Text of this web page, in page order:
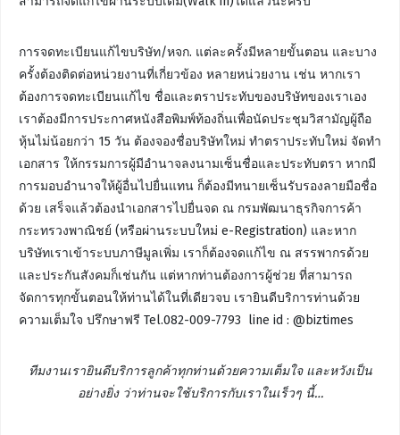
การจดทะเบียนแก้ไขบริษัท/หจก. แต่ละครั้งมีหลายขั้นตอน และบาง
ครั้งต้องติดต่อหน่วยงานที่เกี่ยวข้อง หลายหน่วยงาน เช่น หากเรา
ต้องการจดทะเบียนแก้ไข ชื่อและตราประทับของบริษัทของเราเอง
เราต้องมีการประกาศหนังสือพิมพ์ท้องถิ่นเพื่อนัดประชุมวิสามัญผู้ถือ
หุ้นไม่น้อยกว่า 15 วัน ต้องจองชื่อบริษัทใหม่ ทำตราประทับใหม่ จัดทำ
เอกสาร ให้กรรมการผู้มีอำนาจลงนามเซ็นชื่อและประทับตรา หากมี
การมอบอำนาจให้ผู้อื่นไปยื่นแทน ก็ต้องมีทนายเซ็นรับรองลายมือชื่อ
ด้วย เสร็จแล้วต้องนำเอกสารไปยื่นจด ณ กรมพัฒนาธุรกิจการค้า
กระทรวงพาณิชย์ (หรือผ่านระบบใหม่ e-Registration) และหาก
บริษัทเราเข้าระบบภาษีมูลเพิ่ม เราก็ต้องจดแก้ไข ณ สรรพากรด้วย
และประกันสังคมก็เช่นกัน แต่หากท่านต้องการผู้ช่วย ที่สามารถ
จัดการทุกขั้นตอนให้ท่านได้ในที่เดียวจบ เรายินดีบริการท่านด้วย
ความเต็มใจ ปรึกษาฟรี Tel.082-009-7793 line id : @biztimes
ทีมงานเรายินดีบริการลูกค้าทุกท่านด้วยความเต็มใจ และหวังเป็น
อย่างยิ่ง ว่าท่านจะใช้บริการกับเราในเร็วๆ นี้…